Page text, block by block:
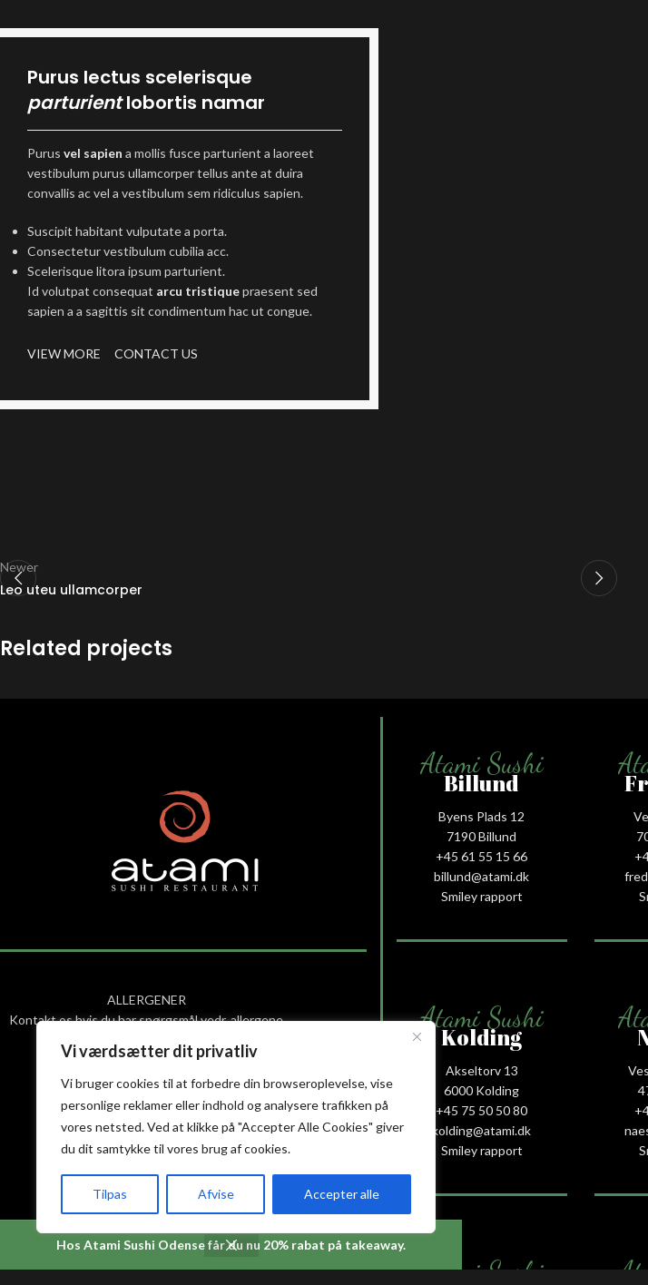
Vi værdsætter dit privatliv
Vi bruger cookies til at forbedre din browseroplevelse, vise
personlige reklamer eller indhold og analysere trafikken på
vores netsted. Ved at klikke på "Accepter Alle Cookies" giver
du dit samtykke til vores brug af cookies.
Tilpas Afvise Accepter alle
Hos Atami Sushi Odense får du nu 20% rabat på takeaway.
Purus lectus scelerisque
parturientlobortis namar
Purus vel sapien a mollis fusce parturient a laoreet
vestibulum purus ullamcorper tellus ante at duira
convallis ac vel a vestibulum sem ridiculus sapien.
Suscipit habitant vulputate a porta.
Consectetur vestibulum cubilia acc.
Scelerisque litora ipsum parturient.
Id volutpat consequat arcu tristiquepraesent sed
sapien a a sagittis sit condimentum hac ut congue.
VIEW MORE CONTACT US
Newer
Leo uteu ullamcorper
Related projects
ALLERGENER
Kontakt os hvis du har spørgsmål vedr. allergene
ÅBNINGSTIDER
Søndag – Torsdag: 12:00 – 21:30
(Køkkenet lukker halv time før)
Smiley-rapport
Privatlivs- og cookiepolitik
Handelsbetingelser
Atami Sushi
Billund
Byens Plads 12
7190 Billund
+45 61 55 15 66‬
billund@atami.dk
Smiley rapport
Atami Sushi
Kolding
Akseltorv 13
6000 Kolding
+45 75 50 50 80
kolding@atami.dk
Smiley rapport
Atami Sushi